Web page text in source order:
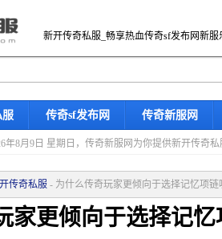
新开传奇私服_畅享热血传奇sf发布网新服
服 传奇sf发布网 传奇新服网
年8月9日 星期日，传奇新服网为你提供新开传奇
传奇私服 - 为什么传奇玩家更倾向于选择记忆项链
家更倾向于选择记